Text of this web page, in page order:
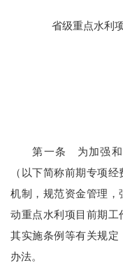
省级重点水利
第一条
为加强和
（以下简称前期专项
机制， 规范资金管理，
动重点水利项目前期工
其实施条例等有关规定
办法。